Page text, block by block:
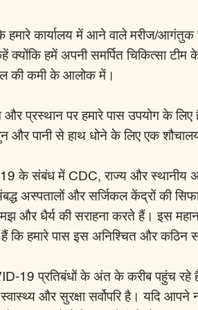
हमारे कार्यालय में आने वाले मरीज/
हमें अपनी समर्पित चिकित्सा टीम
की कमी के आलोक में।
पर हमारे पास उपयोग के लिए
और पानी से हाथ धोने के लिए एक
के संबंध में CDC, राज्य और स्थानीय
अस्पतालों और सर्जिकल केंद्रों की
धैर्य की सराहना करते हैं। इस महान
कि हमारे पास इस अनिश्चित और
19 प्रतिबंधों के अंत के करीब पहुंच रहे
स्वास्थ्य और सुरक्षा सर्वोपरि है। यदि